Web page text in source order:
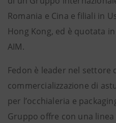
Romania e Cina e filiali in
Hong Kong, ed è quotata
AIM.
Fedon è leader nel settore
commercializzazione di
per l’occhialeria e
Gruppo offre con una